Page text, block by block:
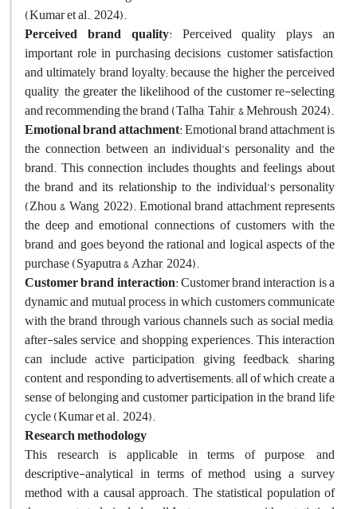
(Kumar et al., 2024).
Perceived brand quality: Perceived quality plays an
important role in purchasing decisions, customer satisfaction,
and ultimately brand loyalty; because the higher the perceived
quality, the greater the likelihood of the customer re-selecting
and recommending the brand (Talha, Tahir, & Mehroush, 2024).
Emotional brand attachment: Emotional brand attachment is
the connection between an individual’s personality and the
brand. This connection includes thoughts and feelings about
the brand and its relationship to the individual’s personality
(Zhou & Wang, 2022). Emotional brand attachment represents
the deep and emotional connections of customers with the
brand, and goes beyond the rational and logical aspects of the
purchase (Syaputra & Azhar, 2024).
Customer brand interaction: Customer brand interaction is a
dynamic and mutual process in which customers communicate
with the brand through various channels such as social media,
after-sales service, and shopping experiences. This interaction
can include active participation, giving feedback, sharing
content, and responding to advertisements; all of which create a
sense of belonging and customer participation in the brand life
cycle (Kumar et al., 2024).
Research methodology
This research is applicable in terms of purpose, and
descriptive-analytical in terms of method, using a survey
method with a causal approach. The statistical population of